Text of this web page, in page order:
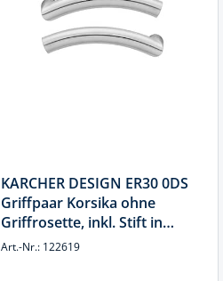
KARCHER DESIGN ER30 0DS
Griffpaar Korsika ohne
Griffrosette, inkl. Stift in
Edelstahl matt, Edelstahl
Art.-Nr.: 122619